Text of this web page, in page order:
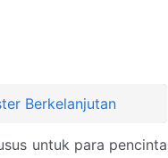
Berkelanjutan
untuk para pencinta